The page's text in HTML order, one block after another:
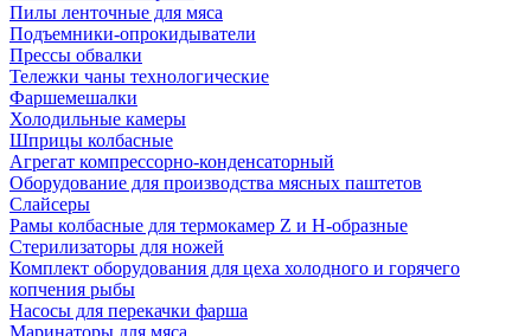
Пилы ленточные для мяса
Подъемники-опрокидыватели
Прессы обвалки
Тележки чаны технологические
Фаршемешалки
Холодильные камеры
Шприцы колбасные
Агрегат компрессорно-конденсаторный
Оборудование для производства мясных паштетов
Слайсеры
Рамы колбасные для термокамер Z и H-образные
Стерилизаторы для ножей
Комплект оборудования для цеха холодного и горячего
копчения рыбы
Насосы для перекачки фарша
Маринаторы для мяса